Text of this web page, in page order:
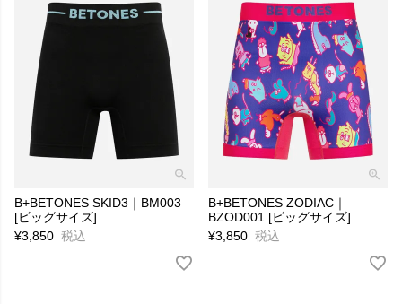
B+BETONES SKID3｜BM003
[ビッグサイズ]
¥3,850 税込
B+BETONES ZODIAC｜
BZOD001 [ビッグサイズ]
¥3,850 税込